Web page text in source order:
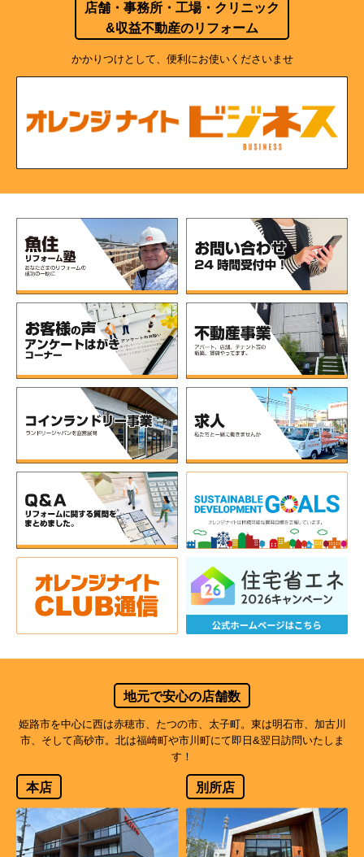
店舗・事務所・工場・クリニック
&収益不動産のリフォーム
かかりつけとして、便利にお使いくださいませ
地元で安心の店舗数
姫路市を中心に西は赤穂市、たつの市、太子町。東は明石市、加古川
市、そして高砂市。北は福崎町や市川町にて即日&翌日訪問いたしま
す！
本店 別所店